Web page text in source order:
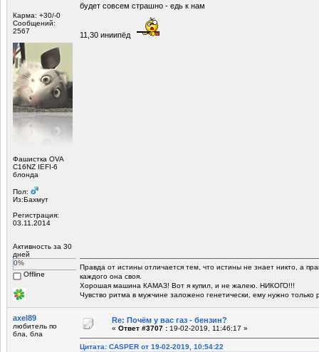
Карма: +30/-0
Сообщений:
2567
Фашистка OVA
C16NZ IEFI-6
блонда
Пол:
Из:Бахмут
Регистрация:
03.11.2014
Активность за 30
дней
0%
Offline
будет совсем страшно - едь к нам
11,30 иниипёд
Правда от истины отличается тем, что истины не знает никто, а
каждого она своя.
Хорошая машина КАМАЗ! Вот я купил, и не жалею. НИКОГО!!!
Чувство ритма в мужчине заложено генетически, ему нужно
axel89
любитель по
бла, бла
Re: Почём у вас газ - бензин?
« Ответ #3707 : 19-02-2019, 11:46:17 »
Цитата: CASPER от 19-02-2019, 10:54:22